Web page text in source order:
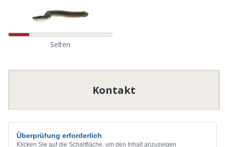
Selten
Kontakt
Überprüfung erforderlich
Klicken Sie auf die Schaltfläche, um den Inhalt anzuzeigen